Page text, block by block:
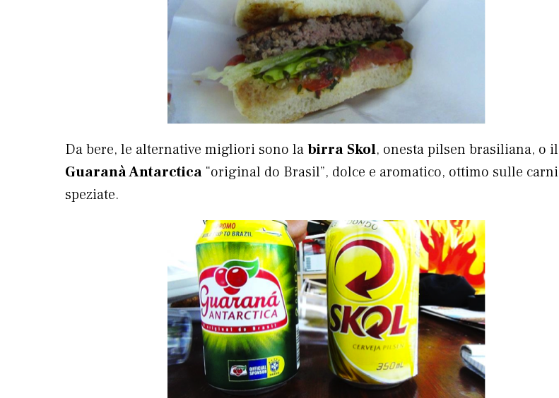
Da bere, le alternative migliori sono labirra Skol, onesta pilsen brasiliana, o il
Guaranà Antarctica “original do Brasil”, dolce e aromatico, ottimo sulle carni
speziate.